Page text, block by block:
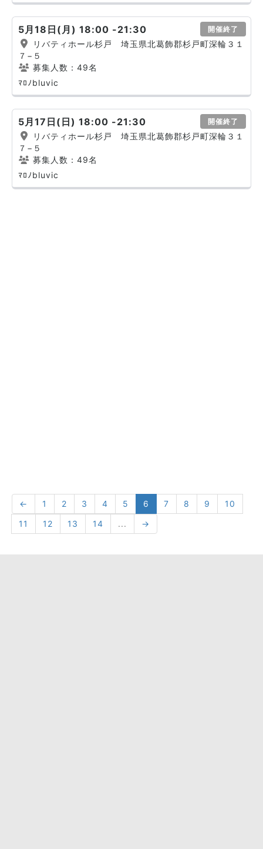
5月18日(月) 18:00 -21:30 開催終了
リバティホール杉戸 埼玉県北葛飾郡杉戸町深輪３１
７−５
募集人数：49名
ﾏﾛﾉbluvic
5月17日(日) 18:00 -21:30 開催終了
リバティホール杉戸 埼玉県北葛飾郡杉戸町深輪３１
７−５
募集人数：49名
ﾏﾛﾉbluvic
← 1 2 3 4 5 6 7 8 9
10
11
12 13 14 ... →